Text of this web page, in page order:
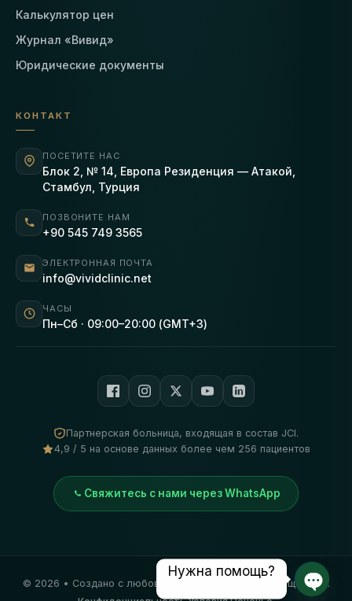
Калькулятор цен
Журнал «Вивид»
Юридические документы
КОНТАКТ
ПОСЕТИТЕ НАС
Блок 2, № 14, Европа Резиденция — Атакой,
Стамбул, Турция
ПОЗВОНИТЕ НАМ
+90 545 749 3565
ЭЛЕКТРОННАЯ ПОЧТА
info@vividclinic.net
ЧАСЫ
Пн–Сб · 09:00–20:00 (GMT+3)
Партнерская больница, входящая в состав JCI.
4,9 / 5 на основе данных более чем 256 пациентов
Свяжитесь с нами через WhatsApp
© 2026 • Создано с любовью
. Все права защищены.
Нужна помощь?